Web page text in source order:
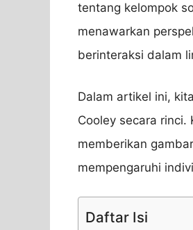
tentang kelompok
menawarkan
berinteraksi dalam
Dalam artikel ini,
Cooley secara rinci.
memberikan
mempengaruhi
Daftar Isi